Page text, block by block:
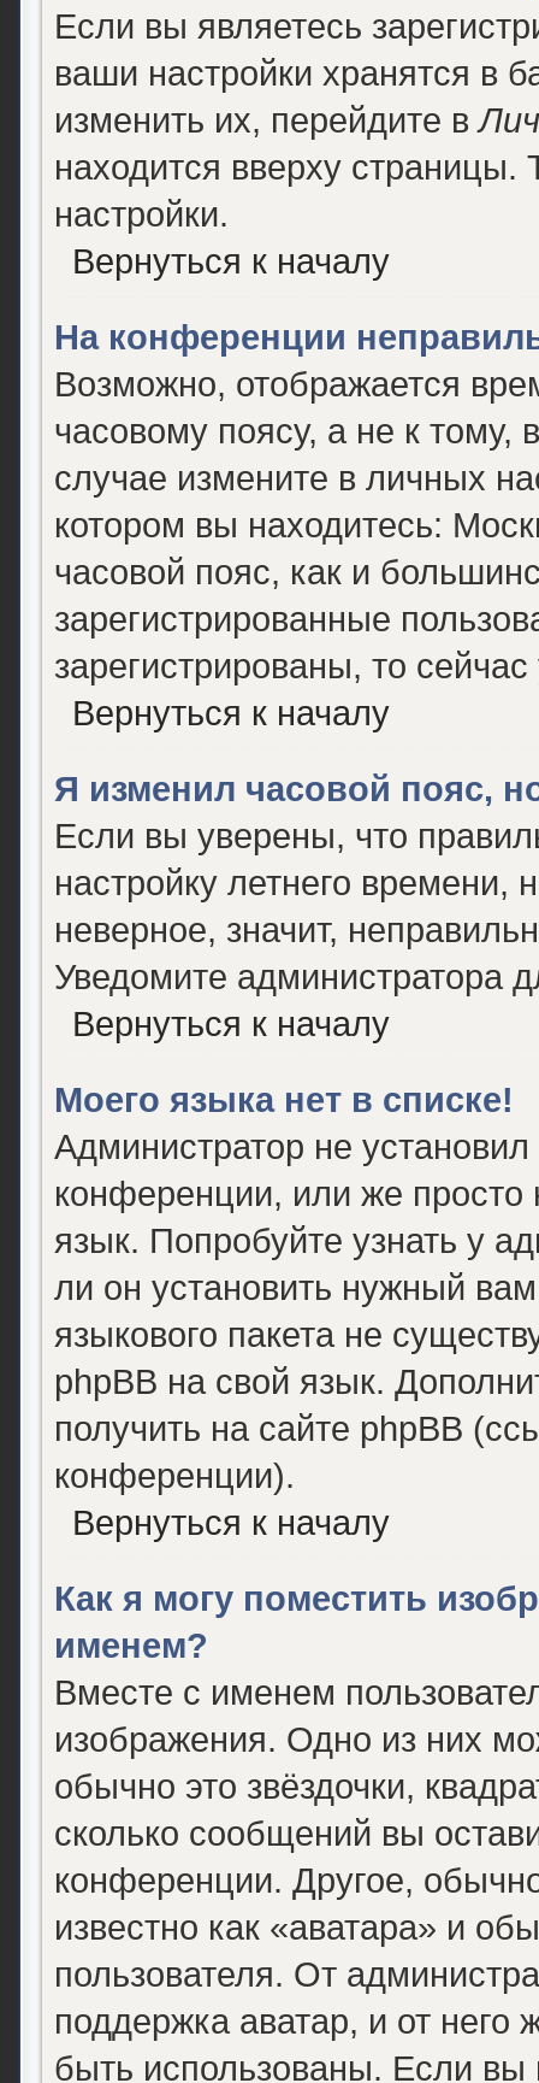
Если вы являетесь
ваши настройки хранятся в
изменить их, перейдите в
находится вверху
настройки.
Вернуться к началу
На конференции
Возможно, отображается
часовому поясу, а не к тому,
случае измените в личных
котором вы находитесь:
часовой пояс, как и
зарегистрированные
зарегистрированы, то
Вернуться к началу
Я изменил часовой пояс,
Если вы уверены, что
настройку летнего
неверное, значит,
Уведомите администратора
Вернуться к началу
Моего языка нет в списке!
Администратор не
конференции, или же просто
язык. Попробуйте узнать у
ли он установить нужный
языкового пакета не
phpBB на свой язык.
получить на сайте phpBB
конференции).
Вернуться к началу
Как я могу поместить
именем?
Вместе с именем
изображения. Одно из них
обычно это звёздочки,
сколько сообщений вы
конференции. Другое,
известно как «аватара» и
пользователя. От
поддержка аватар, и от него
быть использованы. Если вы